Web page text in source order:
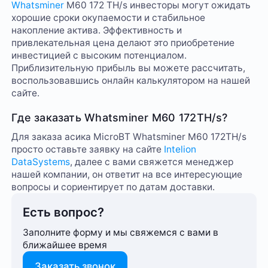
Whatsminer M60 172 TH/s инвесторы могут ожидать
хорошие сроки окупаемости и стабильное
накопление актива. Эффективность и
привлекательная цена делают это приобретение
инвестицией с высоким потенциалом.
Приблизительную прибыль вы можете рассчитать,
воспользовавшись онлайн калькулятором на нашей
сайте.
Где заказать Whatsminer M60 172TH/s?
Для заказа асика MicroBT Whatsminer M60 172TH/s
просто оставьте заявку на сайте Intelion
DataSystems, далее с вами свяжется менеджер
нашей компании, он ответит на все интересующие
вопросы и сориентирует по датам доставки.
Есть вопрос?
Заполните форму и мы свяжемся с вами в
ближайшее время